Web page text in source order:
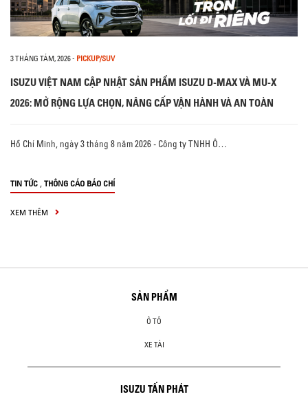
3 THÁNG TÁM, 2026- PICKUP/SUV
ISUZU VIỆT NAM CẬP NHẬT SẢN PHẨM ISUZU D-MAX VÀ MU-X
2026: MỞ RỘNG LỰA CHỌN, NÂNG CẤP VẬN HÀNH VÀ AN TOÀN
Hồ Chí Minh, ngày 3 tháng 8 năm 2026 - Công ty TNHH Ô…
TIN TỨC , THÔNG CÁO BÁO CHÍ
XEM THÊM
SẢN PHẨM
Ô TÔ
XE TẢI
ISUZU TẤN PHÁT